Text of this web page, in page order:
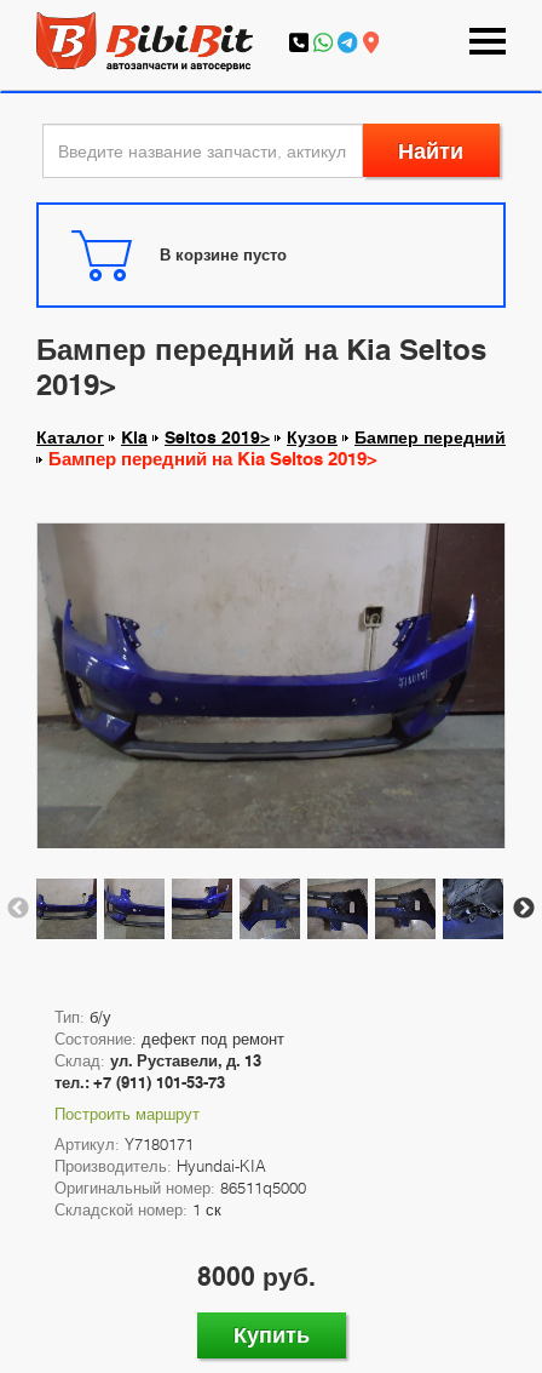
Найти
В корзине пусто
Бампер передний на Kia Seltos
2019>
Каталог Kia Seltos 2019> Кузов Бампер передний
Бампер передний на Kia Seltos 2019>
Тип: б/у
Состояние: дефект под ремонт
Склад: ул. Руставели, д. 13
тел.: +7 (911) 101-53-73
Построить маршрут
Артикул: Y7180171
Производитель: Hyundai-KIA
Оригинальный номер: 86511q5000
Складской номер: 1 ск
8000 руб.
Купить